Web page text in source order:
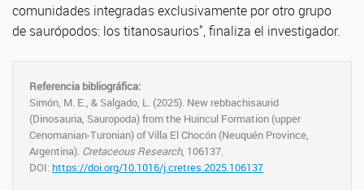
comunidades integradas exclusivamente por otro grupo
de saurópodos: los titanosaurios", finaliza el investigador.
Referencia bibliográfica:
Simón, M. E., & Salgado, L. (2025). New rebbachisaurid
(Dinosauria, Sauropoda) from the Huincul Formation (upper
Cenomanian-Turonian) of Villa El Chocón (Neuquén Province,
Argentina). Cretaceous Research, 106137.
DOI: https://doi.org/10.1016/j.cretres.2025.106137